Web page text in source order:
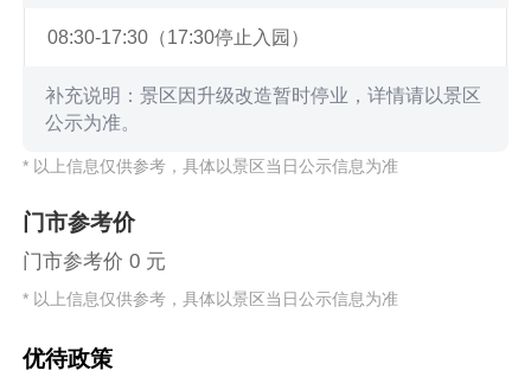
08:30-17:30（17:30停止入园）
补充说明：景区因升级改造暂时停业，详情请以景区
公示为准。
* 以上信息仅供参考，具体以景区当日公示信息为准
门市参考价
门市参考价 0 元
* 以上信息仅供参考，具体以景区当日公示信息为准
优待政策